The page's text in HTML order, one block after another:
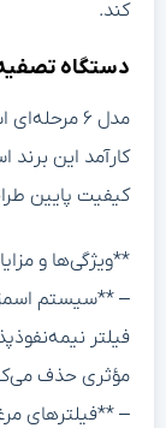
کند.
دستگاه تصفیه آب مینروا
مدل ۶
کارآمد این
کیفیت پایین
**ویژگی‌ها و
– **سیستم
فیلتر
مؤثری حذف
– **فیلترهای